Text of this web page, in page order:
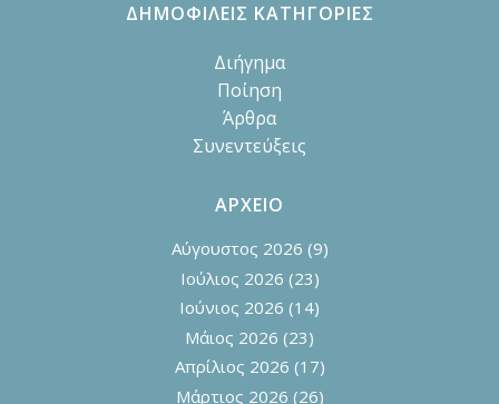
ΔΗΜΟΦΙΛΕΙΣ ΚΑΤΗΓΟΡΙΕΣ
Διήγημα
Ποίηση
Άρθρα
Συνεντεύξεις
ΑΡΧΕΙΟ
Αύγουστος 2026 (9)
Ιούλιος 2026 (23)
Ιούνιος 2026 (14)
Μάιος 2026 (23)
Απρίλιος 2026 (17)
Μάρτιος 2026 (26)